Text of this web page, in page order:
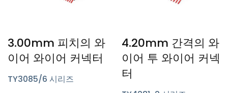
3.00mm 피치의 와
이어 와이어 커넥터
TY3085/6 시리즈
4.20mm 간격의 와
이어 투 와이어 커넥
터